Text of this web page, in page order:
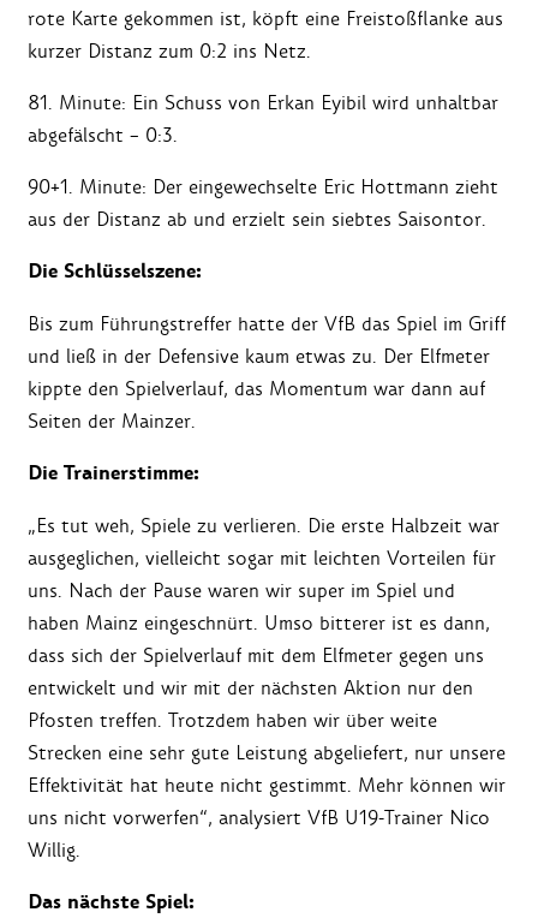
rote Karte gekommen ist, köpft eine Freistoßflanke aus
kurzer Distanz zum 0:2 ins Netz.
81. Minute: Ein Schuss von Erkan Eyibil wird unhaltbar
abgefälscht – 0:3.
90+1. Minute: Der eingewechselte Eric Hottmann zieht
aus der Distanz ab und erzielt sein siebtes Saisontor.
Die Schlüsselszene:
Bis zum Führungstreffer hatte der VfB das Spiel im Griff
und ließ in der Defensive kaum etwas zu. Der Elfmeter
kippte den Spielverlauf, das Momentum war dann auf
Seiten der Mainzer.
Die Trainerstimme:
„Es tut weh, Spiele zu verlieren. Die erste Halbzeit war
ausgeglichen, vielleicht sogar mit leichten Vorteilen für
uns. Nach der Pause waren wir super im Spiel und
haben Mainz eingeschnürt. Umso bitterer ist es dann,
dass sich der Spielverlauf mit dem Elfmeter gegen uns
entwickelt und wir mit der nächsten Aktion nur den
Pfosten treffen. Trotzdem haben wir über weite
Strecken eine sehr gute Leistung abgeliefert, nur unsere
Effektivität hat heute nicht gestimmt. Mehr können wir
uns nicht vorwerfen“, analysiert VfB U19-Trainer Nico
Willig.
Das nächste Spiel: